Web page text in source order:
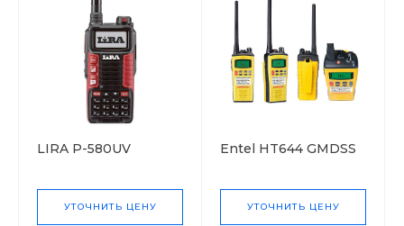
LIRA P-580UV
УТОЧНИТЬ ЦЕНУ
Entel HT644 GMDSS
УТОЧНИТЬ ЦЕНУ